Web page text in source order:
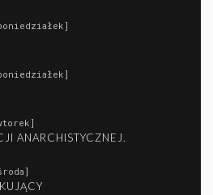
ANARCHISTYCZNEJ.